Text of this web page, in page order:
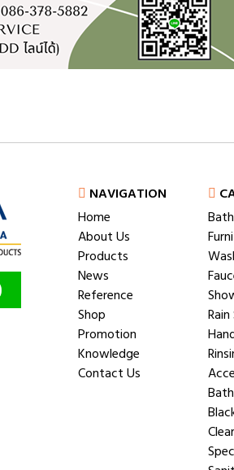
NAVIGATION
Home
About Us
Products
News
Reference
Shop
Promotion
Knowledge
Contact Us